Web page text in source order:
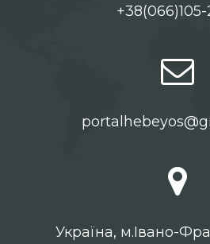
+38(066)105-
Українa, м.Івано-